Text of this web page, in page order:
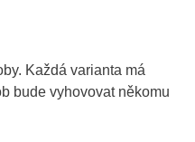
Každá varianta má
bude vyhovovat někomu